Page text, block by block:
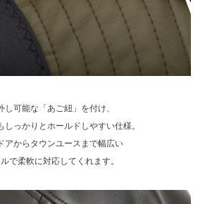
し可能な「あご紐」を付け、
しっかりとホールドしやすい仕様。
アからタウンユースまで幅広い
で柔軟に対応してくれます。